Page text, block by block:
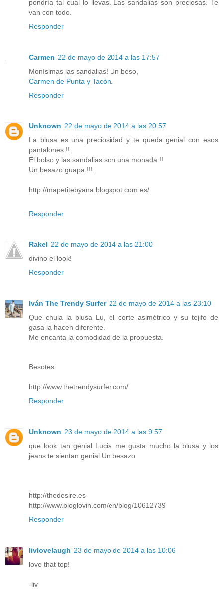
pondría tal cual lo llevas. Las sandalias son preciosas. Te
van con todo.
Responder
Carmen 22 de mayo de 2014 a las 17:57
Monísimas las sandalias! Un beso,
Carmen de Punta y Tacón.
Responder
Unknown 22 de mayo de 2014 a las 20:57
La blusa es una preciosidad y te queda genial con esos
pantalones !!
El bolso y las sandalias son una monada !!
Un besazo guapa !!!
http://mapetitebyana.blogspot.com.es/
Responder
Rakel 22 de mayo de 2014 a las 21:00
divino el look!
Responder
Iván The Trendy Surfer 22 de mayo de 2014 a las 23:10
Que chula la blusa Lu, el corte asimétrico y su tejifo de
gasa la hacen diferente.
Me encanta la comodidad de la propuesta.
Besotes
http://www.thetrendysurfer.com/
Responder
Unknown 23 de mayo de 2014 a las 9:57
que look tan genial Lucia me gusta mucho la blusa y los
jeans te sientan genial.Un besazo
http://thedesire.es
http://www.bloglovin.com/en/blog/10612739
Responder
livlovelaugh 23 de mayo de 2014 a las 10:06
love that top!
-liv